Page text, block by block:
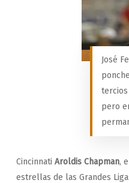
José
tercios
pero
Cincinnati Aroldis Chapman,
estrellas de las Grandes